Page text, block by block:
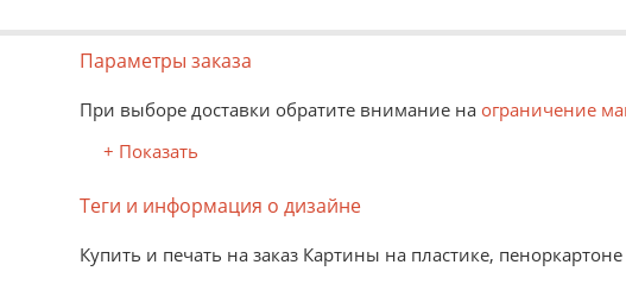
Параметры заказа
При выборе доставки обратите внимание на ограничение
+ Показать
Теги и информация о дизайне
Купить и печать на заказ Картины на пластике,